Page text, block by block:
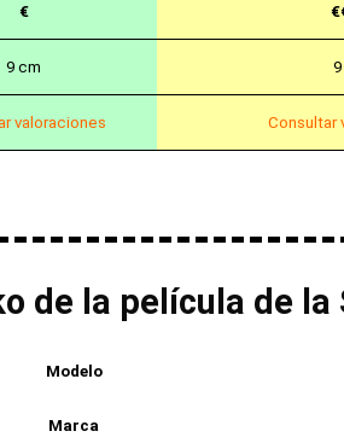
€
9 cm
valoraciones Consultar
de la película de la
Modelo
Marca